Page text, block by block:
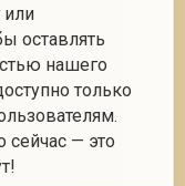
или
оставлять
нашего
только
сейчас — это